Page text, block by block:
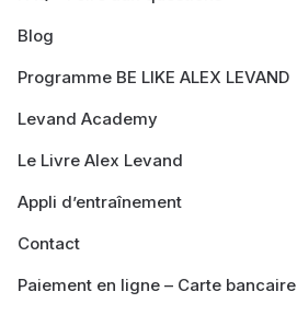
Blog
Programme BE LIKE ALEX LEVAND
Levand Academy
Le Livre Alex Levand
Appli d’entraînement
Contact
Paiement en ligne – Carte bancaire